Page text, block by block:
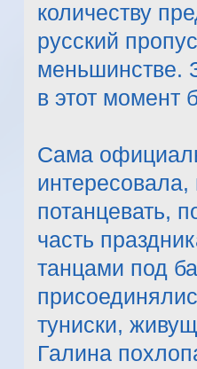
количеству
русский
меньшинстве.
в этот момент
Сама
потанцевать,
часть
танцами под
туниски,
Галина